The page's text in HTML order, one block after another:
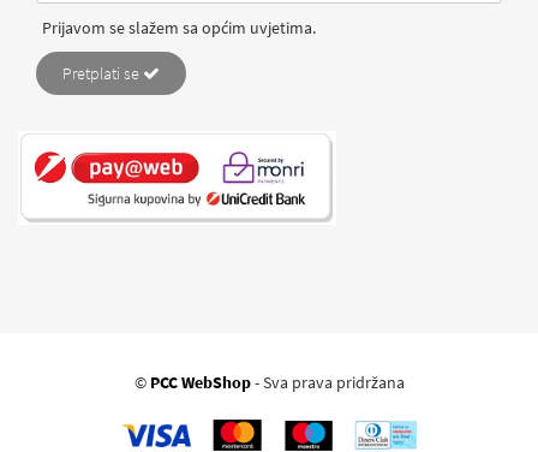
Prijavom se slažem sa općim uvjetima.
Pretplati se
© PCC WebShop- Sva prava pridržana